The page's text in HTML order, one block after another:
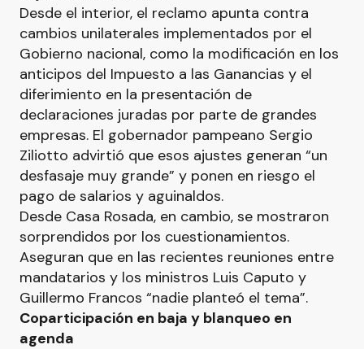
Desde el interior, el reclamo apunta contra
cambios unilaterales implementados por el
Gobierno nacional, como la modificación en los
anticipos del Impuesto a las Ganancias y el
diferimiento en la presentación de
declaraciones juradas por parte de grandes
empresas. El gobernador pampeano Sergio
Ziliotto advirtió que esos ajustes generan “un
desfasaje muy grande” y ponen en riesgo el
pago de salarios y aguinaldos.
Desde Casa Rosada, en cambio, se mostraron
sorprendidos por los cuestionamientos.
Aseguran que en las recientes reuniones entre
mandatarios y los ministros Luis Caputo y
Guillermo Francos “nadie planteó el tema”.
Coparticipación en baja y blanqueo en
agenda